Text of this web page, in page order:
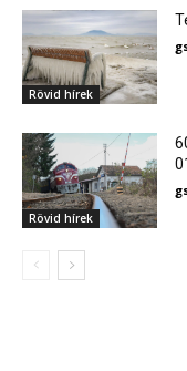
Rövid hírek
Rövid hírek